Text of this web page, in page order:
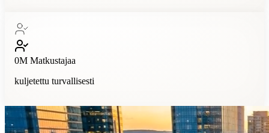
0M Matkustajaa
kuljetettu turvallisesti